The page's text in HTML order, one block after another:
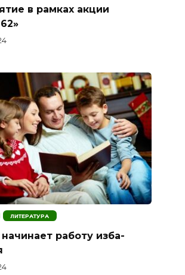
в рамках акции
ЛИТЕРАТУРА
работу изба-